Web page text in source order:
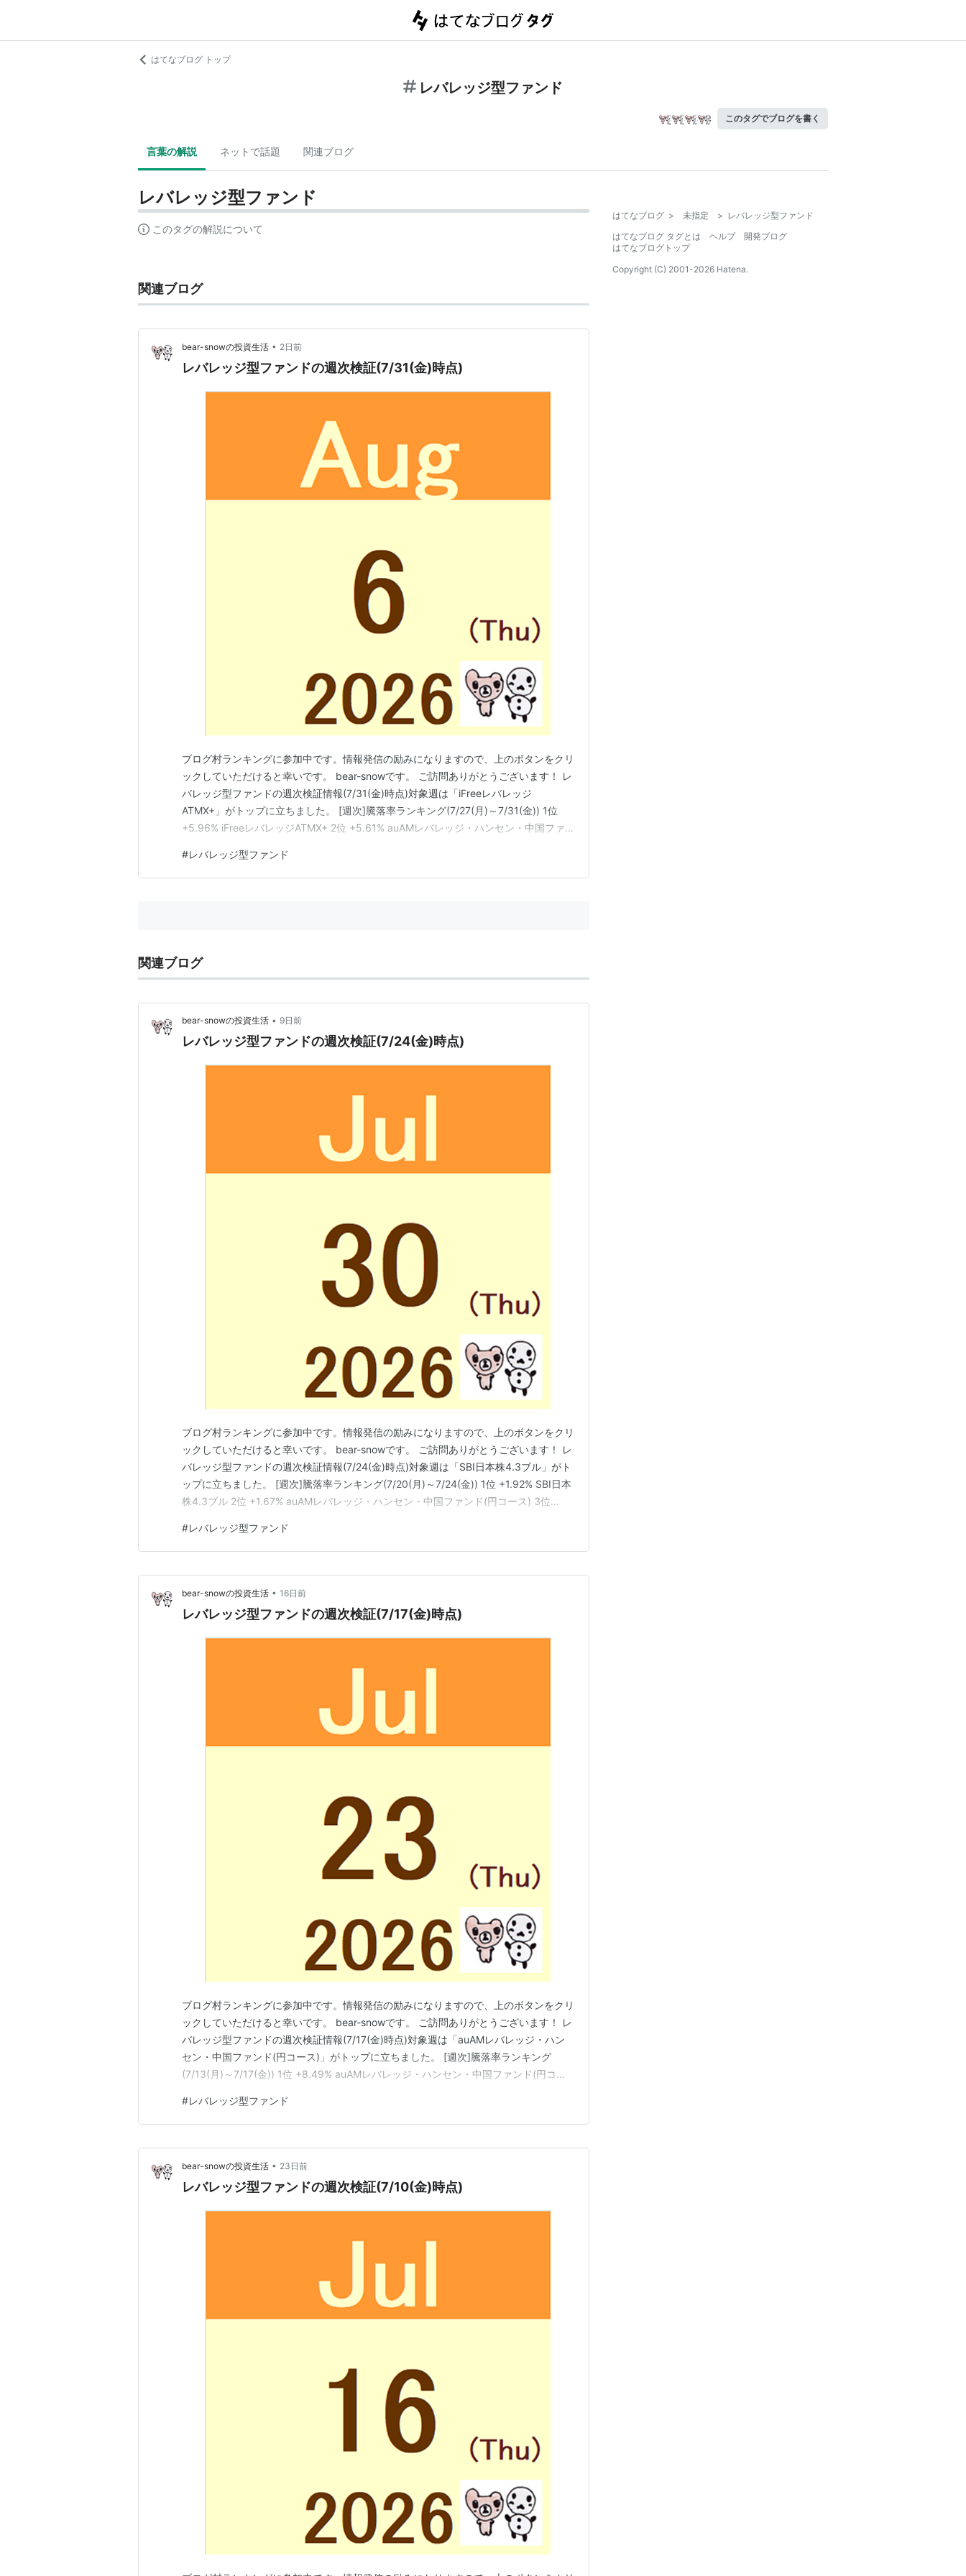
はてなブログ トップ
レバレッジ型ファンド
このタグでブログを書く
言葉の解説 ネットで話題 関連ブログ
レバレッジ型ファンド
このタグの解説について
関連ブログ
bear-snowの投資生活 • 2日前
レバレッジ型ファンドの週次検証(7/31(金)時点)
ブログ村ランキングに参加中です。情報発信の励みになりますので、上のボタンをクリ
ックしていただけると幸いです。 bear-snowです。 ご訪問ありがとうございます！ レ
バレッジ型ファンドの週次検証情報(7/31(金)時点)対象週は「iFreeレバレッジ
ATMX+」がトップに立ちました。 [週次]騰落率ランキング(7/27(月)～7/31(金)) 1位
+5.96% iFreeレバレッジATMX+ 2位 +5.61% auAMレバレッジ・ハンセン・中国ファ
NYダウ・トリプル・レバレッジ(3…
#レバレッジ型ファンド
関連ブログ
bear-snowの投資生活 • 9日前
レバレッジ型ファンドの週次検証(7/24(金)時点)
ブログ村ランキングに参加中です。情報発信の励みになりますので、上のボタンをクリ
ックしていただけると幸いです。 bear-snowです。 ご訪問ありがとうございます！ レ
バレッジ型ファンドの週次検証情報(7/24(金)時点)対象週は「SBI日本株4.3ブル」がト
ップに立ちました。 [週次]騰落率ランキング(7/20(月)～7/24(金)) 1位 +1.92% SBI日本
株4.3ブル 2位 +1.67% auAMレバレッジ・ハンセン・中国ファンド(円コース) 3位
リー) 5位 -1.91%…
#レバレッジ型ファンド
bear-snowの投資生活 • 16日前
レバレッジ型ファンドの週次検証(7/17(金)時点)
ブログ村ランキングに参加中です。情報発信の励みになりますので、上のボタンをクリ
ックしていただけると幸いです。 bear-snowです。 ご訪問ありがとうございます！ レ
バレッジ型ファンドの週次検証情報(7/17(金)時点)対象週は「auAMレバレッジ・ハン
セン・中国ファンド(円コース)」がトップに立ちました。 [週次]騰落率ランキング
(7/13(月)～7/17(金)) 1位 +8.49% auAMレバレッジ・ハンセン・中国ファンド(円コー
株ファンド 4位 +0.10% NYダウ・…
#レバレッジ型ファンド
bear-snowの投資生活 • 23日前
レバレッジ型ファンドの週次検証(7/10(金)時点)
はてなブログ > 未指定 > レバレッジ型ファンド
はてなブログ タグとは
ヘルプ
開発ブログ
はてなブログトップ
Copyright (C) 2001-2026 Hatena.